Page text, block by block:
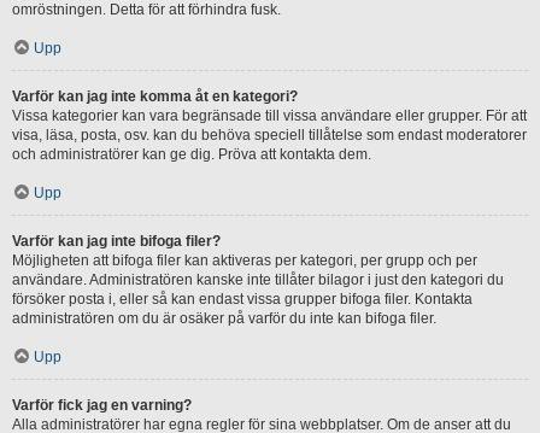
omröstningen. Detta för att förhindra fusk.
Upp
Varför kan jag inte komma åt en kategori?
Vissa kategorier kan vara begränsade till vissa användare eller grupper. För att
visa, läsa, posta, osv. kan du behöva speciell tillåtelse som endast moderatorer
och administratörer kan ge dig. Pröva att kontakta dem.
Upp
Varför kan jag inte bifoga filer?
Möjligheten att bifoga filer kan aktiveras per kategori, per grupp och per
användare. Administratören kanske inte tillåter bilagor i just den kategori du
försöker posta i, eller så kan endast vissa grupper bifoga filer. Kontakta
administratören om du är osäker på varför du inte kan bifoga filer.
Upp
Varför fick jag en varning?
Alla administratörer har egna regler för sina webbplatser. Om de anser att du